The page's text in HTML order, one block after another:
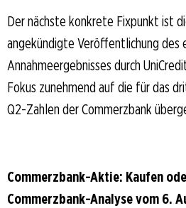
Der nächste konkrete Fixpunkt ist
angekündigte Veröffentlichung des
Annahmeergebnisses durch
Fokus zunehmend auf die für das
Q2-Zahlen der Commerzbank
Commerzbank-Aktie: Kaufen
Commerzbank-Analyse vom 6.